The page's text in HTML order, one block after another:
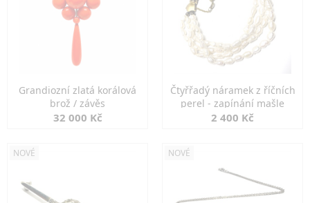
Grandiozní zlatá korálová
brož / závěs
32 000 Kč
Čtyřřadý náramek z říčních
perel - zapínání mašle
2 400 Kč
NOVÉ NOVÉ